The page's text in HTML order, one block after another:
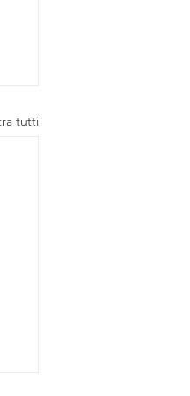
tutti